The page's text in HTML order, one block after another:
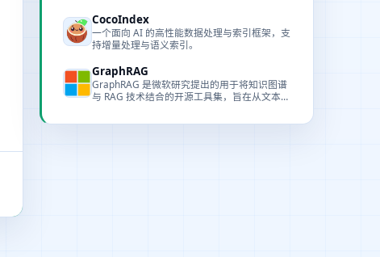
CocoIndex
一个面向 AI 的高性能数据处理与索引框架，支
持增量处理与语义索引。
GraphRAG
GraphRAG 是微软研究提出的用于将知识图谱
与 RAG 技术结合的开源工具集，旨在从文本中